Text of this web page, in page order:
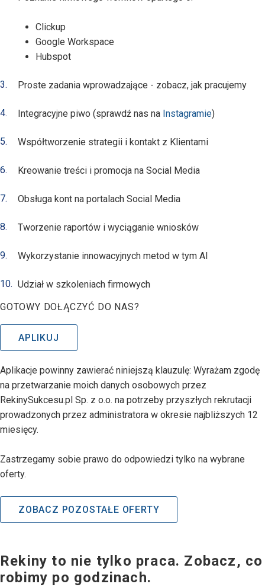
GOTOWY DOŁĄCZYĆ DO NAS?
APLIKUJ
Clickup
Google Workspace
Hubspot
Proste zadania wprowadzające - zobacz, jak pracujemy
Integracyjne piwo (sprawdź nas na Instagramie)
Współtworzenie strategii i kontakt z Klientami
Kreowanie treści i promocja na Social Media
Obsługa kont na portalach Social Media
Tworzenie raportów i wyciąganie wniosków
Wykorzystanie innowacyjnych metod w tym AI
Udział w szkoleniach firmowych
Aplikacje powinny zawierać niniejszą klauzulę: Wyrażam zgodę
na przetwarzanie moich danych osobowych przez
RekinySukcesu.pl Sp. z o.o. na potrzeby przyszłych rekrutacji
prowadzonych przez administratora w okresie najbliższych 12
miesięcy.
Zastrzegamy sobie prawo do odpowiedzi tylko na wybrane
oferty.
ZOBACZ POZOSTAŁE OFERTY
Rekiny to nie tylko praca. Zobacz, co
robimy po godzinach.